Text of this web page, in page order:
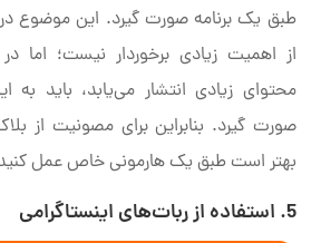
طبق یک برنامه صورت گیرد. این موضوع
از اهمیت زیادی برخوردار نیست؛ اما
محتوای زیادی انتشار می‌یابد، باید به
صورت گیرد. بنابراین برای مصونیت از
بهتر است طبق یک هارمونی خاص عمل
5. استفاده از ربات‌های اینستاگرامی